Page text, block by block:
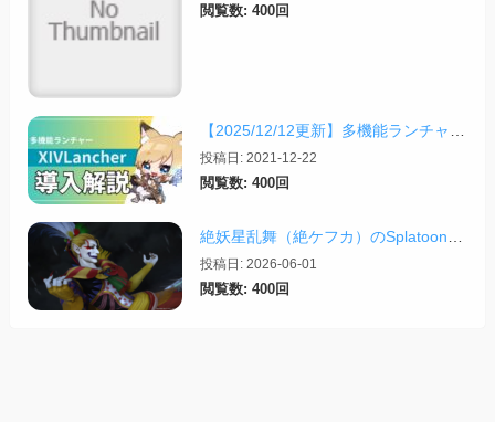
閲覧数: 400回
投稿日: 2021-12-22
閲覧数: 400回
投稿日: 2026-06-01
閲覧数: 400回